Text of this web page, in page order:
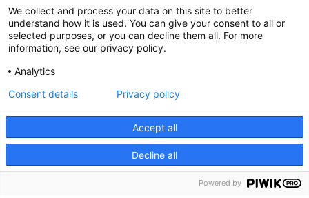
935 120 481
@CGTCatalunya
We collect and process your data on this site to better
understand how it is used. You can give your consent to all or
selected purposes, or you can decline them all. For more
information, see our privacy policy.
Analytics
Accept all
Decline all
Consent details Privacy policy
Powered by